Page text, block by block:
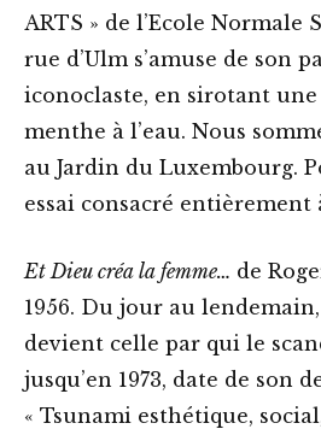
ARTS » de l’Ecole Normale
rue d’Ulm s’amuse de son
iconoclaste, en sirotant
menthe à l’eau. Nous
au Jardin du Luxembourg.
essai consacré entièrement
Et Dieu créa la femme… de
1956. Du jour au
devient celle par qui le
jusqu’en 1973, date de son
« Tsunami esthétique,